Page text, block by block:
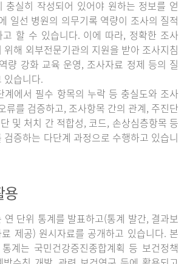
충실히 작성되어 있어야 원하는 정보를 얻
일선 병원의 의무기록 역량이 조사의 질적
고 할 수 있습니다. 이에 따라, 정확한 조사
위해 외부전문기관의 지원을 받아 조사지침
량 강화 교육 운영, 조사자료 정제 등의 질
있습니다.
계에서 필수 항목의 누락 등 충실도와 조사
류를 검증하고, 조사항목 간의 관계, 주진단
및 처치 간 적합성, 코드, 손상심층항목 등
검증하는 다단계 과정으로 수행하고 있습니
용
연 단위 통계를 발표하고(통계 발간, 결과보
제공) 원시자료를 공개하고 있습니다. 본
계는 국민건강증진종합계획 등 보건정책